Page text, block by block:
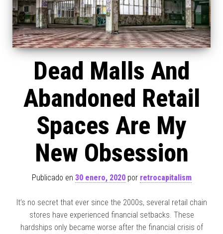
Dead Malls And
Abandoned Retail
Spaces Are My
New Obsession
Publicado en 30 enero, 2020por retrocapitalism
It’s no secret that ever since the 2000s, several retail chain
stores have experienced financial setbacks. These
hardships only became worse after the financial crisis of